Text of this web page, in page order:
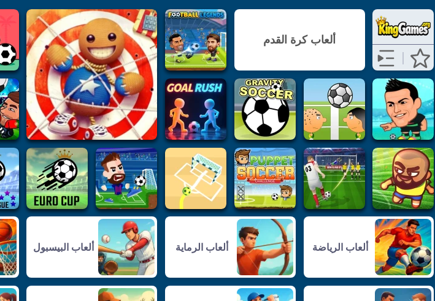
ألعاب كرة القدم
ألعاب الرياضة ألعاب الرماية ألعاب البيسبول